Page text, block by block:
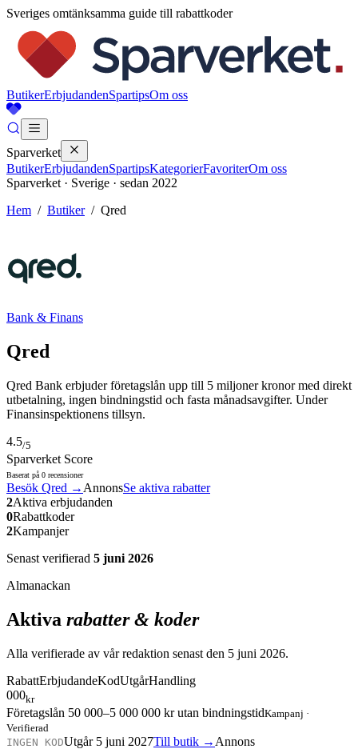
Sveriges omtänksamma guide till rabattkoder
ButikerErbjudandenSpartipsOm oss
Sparverket
ButikerErbjudandenSpartipsKategorierFavoriterOm oss
Sparverket · Sverige · sedan 2022
Hem / Butiker/ Qred
Bank & Finans
Qred
Qred Bank erbjuder företagslån upp till 5 miljoner kronor med direkt
utbetalning, ingen bindningstid och fasta månadsavgifter. Under
Finansinspektionens tillsyn.
4.5/5
Sparverket Score
Baserat på 0 recensioner
Besök Qred → AnnonsSe aktiva rabatter
2Aktiva erbjudanden
0Rabattkoder
2Kampanjer
Senast verifierad 5 juni 2026
Almanackan
Aktiva rabatter & koder
Alla verifierade av vår redaktion senast den 5 juni 2026.
RabattErbjudandeKodUtgårHandling
000kr
Företagslån 50 000–5 000 000 kr utan bindningstidKampanj ·
Verifierad
INGEN KODUtgår 5 juni 2027Till butik → Annons